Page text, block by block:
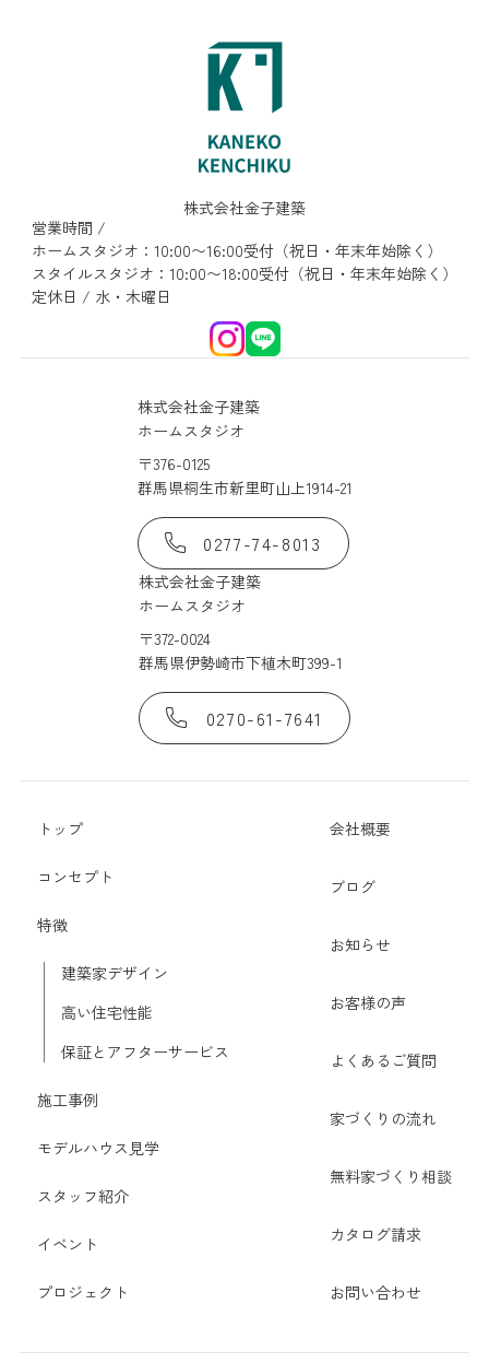
株式会社金子建築
営業時間 /
ホームスタジオ：10:00〜16:00受付（祝日・年末年始除く）
スタイルスタジオ：10:00〜18:00受付（祝日・年末年始除く）
定休日 / 水・木曜日
株式会社金子建築
ホームスタジオ
〒376-0125
群馬県桐生市新里町山上1914-21
0277-74-8013
株式会社金子建築
ホームスタジオ
〒372-0024
群馬県伊勢崎市下植木町399-1
0270-61-7641
トップ
コンセプト
特徴
建築家デザイン
高い住宅性能
保証とアフターサービス
施工事例
モデルハウス見学
スタッフ紹介
イベント
プロジェクト
会社概要
ブログ
お知らせ
お客様の声
よくあるご質問
家づくりの流れ
無料家づくり相談
カタログ請求
お問い合わせ